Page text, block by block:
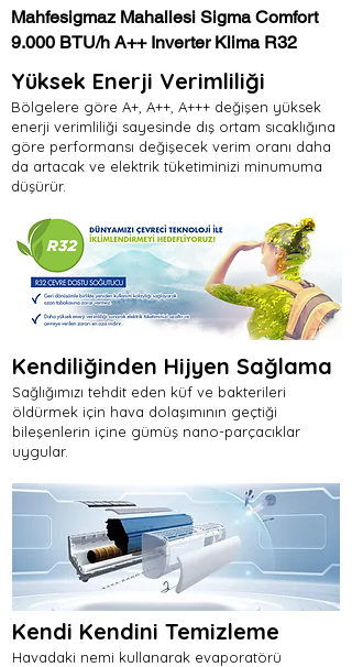
Mahfesigmaz Mahallesi Sigma Comfort
9.000 BTU/h A++ Inverter Klima R32
Yüksek Enerji Verimliliği
Bölgelere göre A+, A++, A+++ değişen yüksek
enerji verimliliği sayesinde dış ortam sıcaklığına
göre performansı değişecek verim oranı daha
da artacak ve elektrik tüketiminizi minumuma
düşürür.
Kendiliğinden Hijyen Sağlama
Sağlığımızı tehdit eden küf ve bakterileri
öldürmek için hava dolaşımının geçtiği
bileşenlerin içine gümüş nano-parçacıklar
uygular.
Kendi Kendini Temizleme
Havadaki nemi kullanarak evaporatörü